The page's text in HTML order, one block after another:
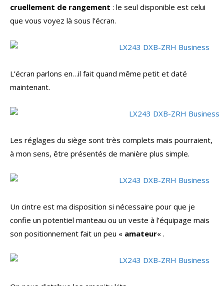
cruellement de rangement : le seul disponible est celui
que vous voyez là sous l’écran.
L’écran parlons en…il fait quand même petit et daté
maintenant.
Les réglages du siège sont très complets mais pourraient,
à mon sens, être présentés de manière plus simple.
Un cintre est ma disposition si nécessaire pour que je
confie un potentiel manteau ou un veste à l’équipage mais
son positionnement fait un peu « amateur« .